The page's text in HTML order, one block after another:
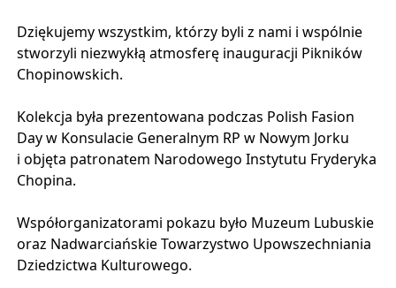
Dziękujemy wszystkim, którzy byli z nami i wspólnie
stworzyli niezwykłą atmosferę inauguracji Pikników
Chopinowskich.
Kolekcja była prezentowana podczas Polish Fasion
Day w Konsulacie Generalnym RP w Nowym Jorku
i objęta patronatem Narodowego Instytutu Fryderyka
Chopina.
Współorganizatorami pokazu było Muzeum Lubuskie
oraz Nadwarciańskie Towarzystwo Upowszechniania
Dziedzictwa Kulturowego.